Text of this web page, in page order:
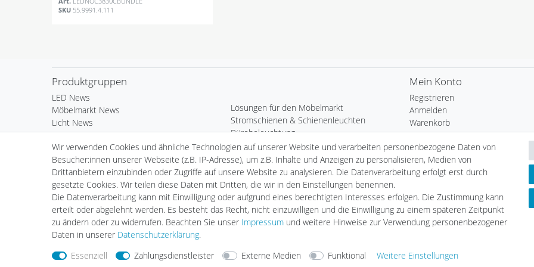
SKU 55.9991.4.111
Produktgruppen
LED News
Möbelmarkt News
Licht News
LED Komponenten
Kardan Ein- & Aufbauleuchten
Wand- & Deckeneinbauleuchten
Standard Einbauleuchten
Standard Aufbauleuchten
Serie Webspace
Scheinwerfer & Messebeleuchtung
Hallenleuchten
Lösungen für den Möbelmarkt
Stromschienen & Schienenleuchten
Bürobeleuchtung
Deko & Heim
Außenleuchten
Standard Leuchtmittel
LED Leuchtmittel
Fortimo LED
Vorschaltgeräte
Zubehör
Mein Konto
Registrieren
Anmelden
Warenkorb
Kasse
Wunschliste
Informationen
Zahlungsarten
Versandarten & -kosten
Umwelt & Entsorgung
Nehmen SieKontaktmit uns auf Zahlungsarten Versandarten
Wir verwenden Cookies und ähnliche Technologien auf unserer Website und verarbeiten personenbezogene Daten von
Besucher:innen unserer Webseite (z.B. IP-Adresse), um z.B. Inhalte und Anzeigen zu personalisieren, Medien von
Drittanbietern einzubinden oder Zugriffe auf unsere Website zu analysieren. Die Datenverarbeitung erfolgt erst durch
gesetzte Cookies. Wir teilen diese Daten mit Dritten, die wir in den Einstellungen benennen.
Die Datenverarbeitung kann mit Einwilligung oder aufgrund eines berechtigten Interesses erfolgen. Die Zustimmung kann
erteilt oder abgelehnt werden. Es besteht das Recht, nicht einzuwilligen und die Einwilligung zu einem späteren Zeitpunkt
zu ändern oder zu widerrufen. Beachten Sie unser Impressum und weitere Hinweise zur Verwendung personenbezogener
Daten in unserer Daten­schutz­erklärung.
Essenziell
Zahlungsdienstleister Externe Medien Funktional Weitere Einstellungen